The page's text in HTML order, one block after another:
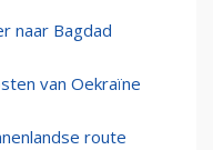
naar Bagdad
van Oekraïne
route